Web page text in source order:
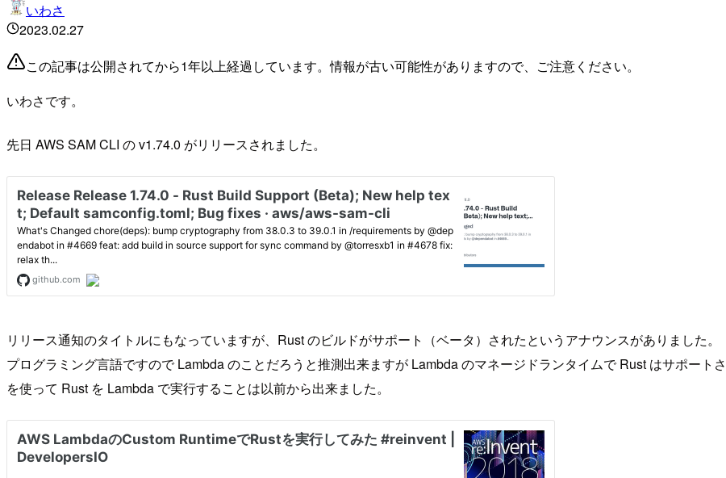
いわさ
2023.02.27
この記事は公開されてから1年以上経過しています。情報が古い可能性がありますので、ご注意ください。
いわさです。
先日 AWS SAM CLI の v1.74.0 がリリースされました。
リリース通知のタイトルにもなっていますが、Rust のビルドがサポート（ベータ）されたというアナウンスがありました。
プログラミング言語ですので Lambda のことだろうと推測出来ますが Lambda のマネージドランタイムで Rust はサポート
を使って Rust を Lambda で実行することは以前から出来ました。